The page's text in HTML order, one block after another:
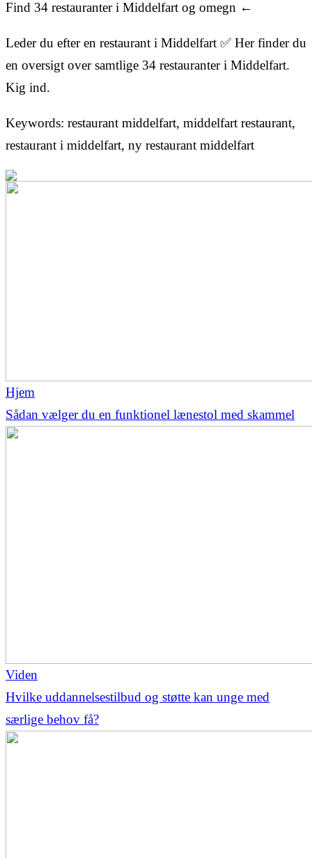
Find 34 restauranter i Middelfart og omegn ←
Leder du efter en restaurant i Middelfart ✅ Her finder du
en oversigt over samtlige 34 restauranter i Middelfart.
Kig ind.
Keywords: restaurant middelfart, middelfart restaurant,
restaurant i middelfart, ny restaurant middelfart
Hjem
Sådan vælger du en funktionel lænestol med skammel
Viden
Hvilke uddannelsestilbud og støtte kan unge med
særlige behov få?